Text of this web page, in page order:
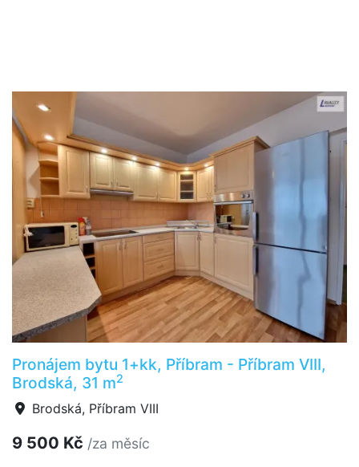
Pronájem bytu 1+kk, Příbram - Příbram VIII,
Brodská, 31 m2
Brodská, Příbram VIII
9 500 Kč /za měsíc